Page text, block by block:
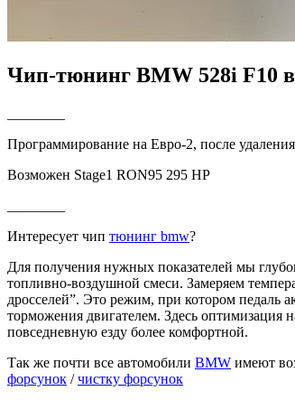
Чип-тюнинг BMW 528i F10
Программирование на Евро-2, после удаления
Возможен Stage1 RON95 295 HP
Интересует чип тюнинг bmw?
Для получения нужных показателей мы
топливно-воздушной смеси. Замеряем
дросселей”. Это режим, при котором педаль
торможения двигателем. Здесь оптимизация
повседневную езду более комфортной.
Так же почти все автомобили BMW имеют
форсунок /чистку форсунок